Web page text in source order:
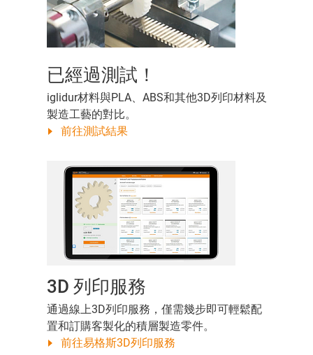
已經過測試！
iglidur材料與PLA、ABS和其他3D列印材料及
製造工藝的對比。
前往測試結果
3D 列印服務
通過線上3D列印服務，僅需幾步即可輕鬆配
置和訂購客製化的積層製造零件。
前往易格斯3D列印服務